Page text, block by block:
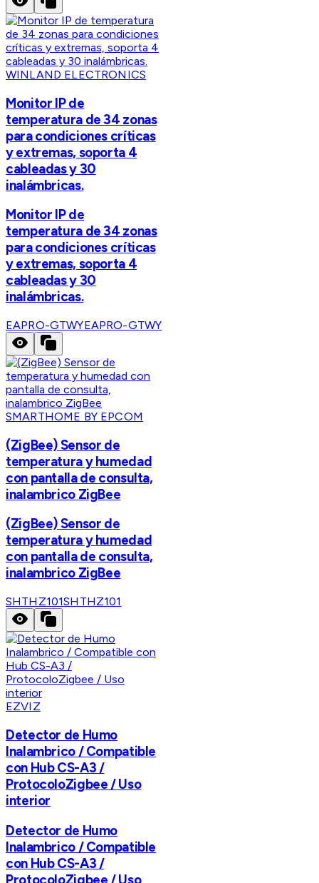
WINLAND ELECTRONICS
Monitor IP de
temperatura de 34 zonas
para condiciones críticas
y extremas, soporta 4
cableadas y 30
inalámbricas.
Monitor IP de
temperatura de 34 zonas
para condiciones críticas
y extremas, soporta 4
cableadas y 30
inalámbricas.
EAPRO-GTWYEAPRO-GTWY
SMARTHOME BY EPCOM
(ZigBee) Sensor de
temperatura y humedad
con pantalla de consulta,
inalambrico ZigBee
(ZigBee) Sensor de
temperatura y humedad
con pantalla de consulta,
inalambrico ZigBee
SHTHZ101SHTHZ101
EZVIZ
Detector de Humo
Inalambrico / Compatible
con Hub CS-A3 /
ProtocoloZigbee / Uso
interior
Detector de Humo
Inalambrico / Compatible
con Hub CS-A3 /
ProtocoloZigbee / Uso